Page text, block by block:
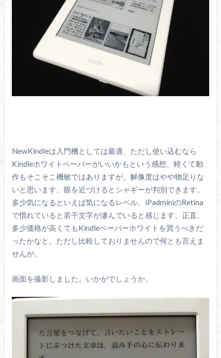
NewKindleは入門機としては最適、ただし使い込むなら
Kindleホワイトペーパーがいいかもという感想。軽くて動
作もそこそこ機敏ではありますが、解像度はやや物足りな
いと思います。眼を近づけるとシャギーが判別できます。
多少気になるといえば気になるレベル。iPadminiのRetina
で慣れていると若干文字が滲んでいると感じます。正直、
多少価格が高くてもKindleペーパーホワイトを買うべきだ
ったかなと。ただし比較しておりませんので何とも言えま
せんが。
画面を撮影しました。いかがでしょうか。